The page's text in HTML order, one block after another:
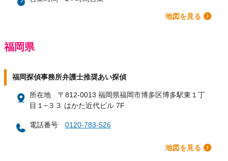
地図を見る
福岡県
福岡探偵事務所弁護士推奨あい探偵
所在地
〒812-0013 福岡県福岡市博多区博多駅東１丁
目１−３３ はかた近代ビル 7F
電話番号 0120-783-526
地図を見る